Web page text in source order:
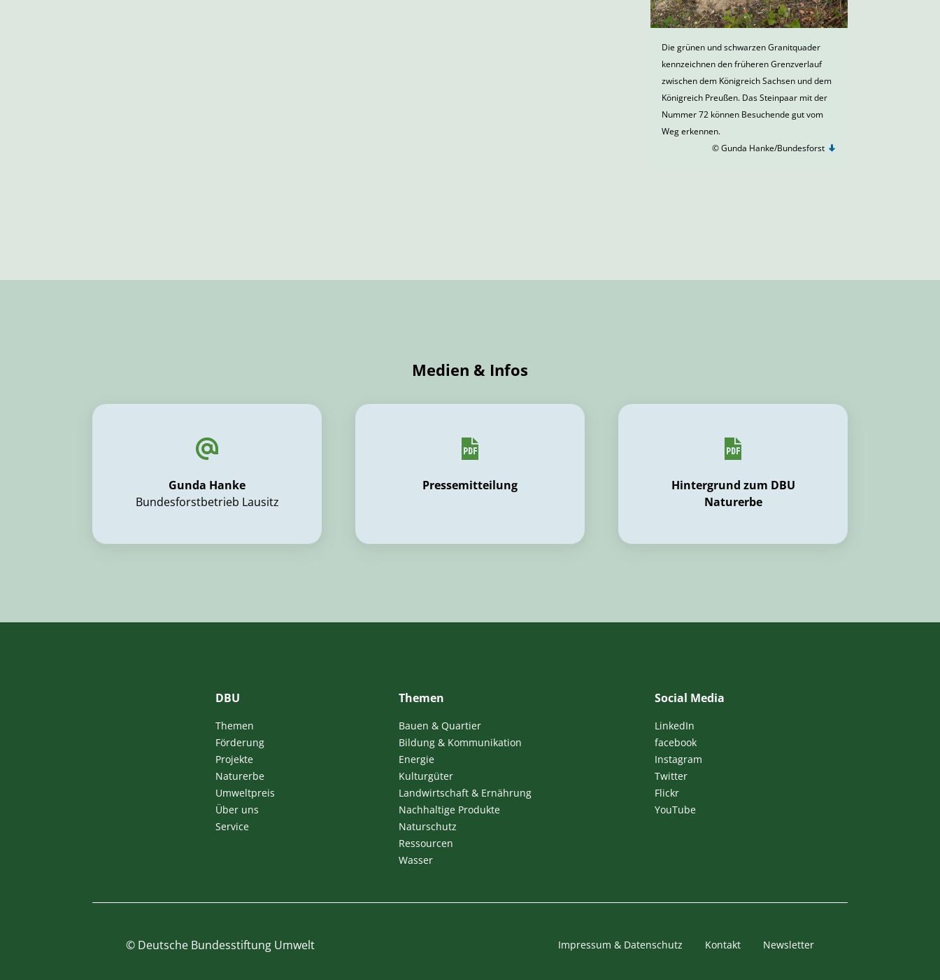
Die grünen und schwarzen Granitquader
kennzeichnen den früheren Grenzverlauf
zwischen dem Königreich Sachsen und dem
Königreich Preußen. Das Steinpaar mit der
Nummer 72 können Besuchende gut vom
Weg erkennen.
© Gunda Hanke/Bundesforst
Medien & Infos
Gunda Hanke
Bundesforstbetrieb Lausitz
Pressemitteilung
Hintergrund zum DBU
Naturerbe
DBU
Themen
Förderung
Projekte
Naturerbe
Umweltpreis
Über uns
Service
Themen
Bauen & Quartier
Bildung & Kommunikation
Energie
Kulturgüter
Landwirtschaft & Ernährung
Nachhaltige Produkte
Naturschutz
Ressourcen
Wasser
Social Media
LinkedIn
facebook
Instagram
Twitter
Flickr
YouTube
© Deutsche Bundesstiftung Umwelt Impressum & Datenschutz Kontakt Newsletter